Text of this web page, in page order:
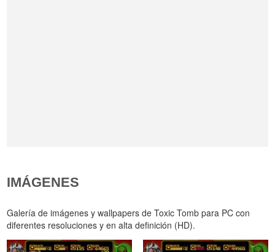
IMÁGENES
Galería de imágenes y wallpapers de Toxic Tomb para PC con
diferentes resoluciones y en alta definición (HD).